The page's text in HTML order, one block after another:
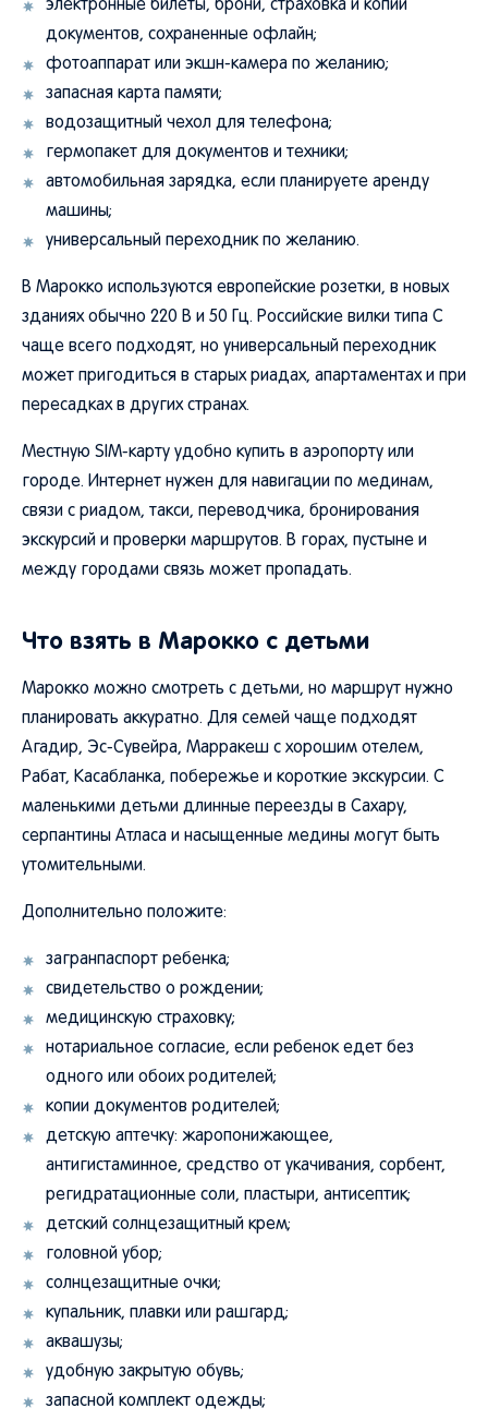
документов, сохраненные офлайн;
фотоаппарат или экшн-камера по желанию;
запасная карта памяти;
водозащитный чехол для телефона;
гермопакет для документов и техники;
автомобильная зарядка, если планируете аренду
машины;
универсальный переходник по желанию.
зданиях обычно 220 В и 50 Гц. Российские вилки типа C
чаще всего подходят, но универсальный переходник
может пригодиться в старых риадах, апартаментах и при
пересадках в других странах.
городе. Интернет нужен для навигации по мединам,
связи с риадом, такси, переводчика, бронирования
экскурсий и проверки маршрутов. В горах, пустыне и
между городами связь может пропадать.
планировать аккуратно. Для семей чаще подходят
Агадир, Эс-Сувейра, Марракеш с хорошим отелем,
Рабат, Касабланка, побережье и короткие экскурсии. С
маленькими детьми длинные переезды в Сахару,
серпантины Атласа и насыщенные медины могут быть
утомительными.
свидетельство о рождении;
медицинскую страховку;
нотариальное согласие, если ребенок едет без
одного или обоих родителей;
копии документов родителей;
детскую аптечку: жаропонижающее,
антигистаминное, средство от укачивания, сорбент,
регидратационные соли, пластыри, антисептик;
детский солнцезащитный крем;
головной убор;
солнцезащитные очки;
купальник, плавки или рашгард;
аквашузы;
удобную закрытую обувь;
запасной комплект одежды;
легкую кофту для самолета, автобуса, ресторана и